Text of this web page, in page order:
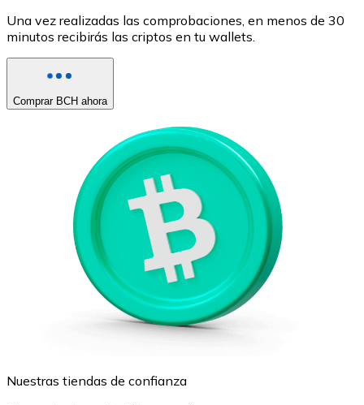
Una vez realizadas las comprobaciones, en menos de 30
minutos recibirás las criptos en tu wallets.
Comprar BCH ahora
Nuestras tiendas de confianza